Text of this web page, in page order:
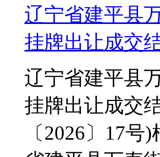
辽宁省建平县
挂牌出让成交
辽宁省建平县
挂牌出让成交
〔2026〕17